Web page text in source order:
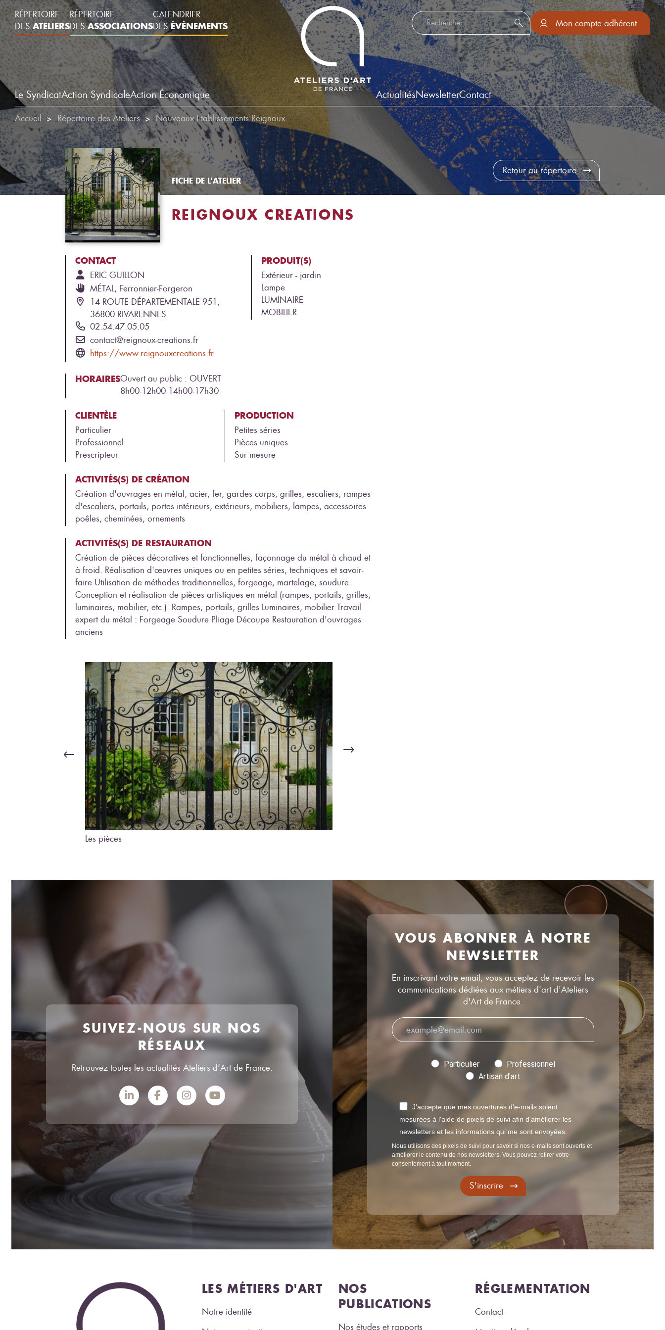
RÉPERTOIRE
DESATELIERS
RÉPERTOIRE
DESASSOCIATIONS
CALENDRIER
DESÉVÈNEMENTS
Le SyndicatAction SyndicaleAction Économique
Rechercher :
Mon compte adhérent
ActualitésNewsletterContact
Accueil Répertoire des Ateliers Nouveaux Etablissements Reignoux
FICHE DE L'ATELIER
REIGNOUX CREATIONS
CONTACT
ERIC GUILLON
MÉTAL, Ferronnier-Forgeron
14 ROUTE DÉPARTEMENTALE 951,
36800 RIVARENNES
02.54.47.05.05
contact@reignoux-creations.fr
https://www.reignouxcreations.fr
HORAIRESOuvert au public : OUVERT
8h00-12h00 14h00-17h30
PRODUIT(S)
Extérieur - jardin
Lampe
LUMINAIRE
MOBILIER
CLIENTÈLE
Particulier
Professionnel
Prescripteur
PRODUCTION
Petites séries
Pièces uniques
Sur mesure
ACTIVITÉS(S) DE CRÉATION
Création d'ouvrages en métal, acier, fer, gardes corps, grilles, escaliers, rampes
d'escaliers, portails, portes intérieurs, extérieurs, mobiliers, lampes, accessoires
poêles, cheminées, ornements
ACTIVITÉS(S) DE RESTAURATION
Création de pièces décoratives et fonctionnelles, façonnage du métal à chaud et
à froid. Réalisation d'œuvres uniques ou en petites séries, techniques et savoir-
faire Utilisation de méthodes traditionnelles, forgeage, martelage, soudure.
Conception et réalisation de pièces artistiques en métal (rampes, portails, grilles,
luminaires, mobilier, etc.). Rampes, portails, grilles Luminaires, mobilier Travail
expert du métal : Forgeage Soudure Pliage Découpe Restauration d'ouvrages
anciens
Les pièces
Retour au répertoire
SUIVEZ-NOUS SUR NOS
RÉSEAUX
Retrouvez toutes les actualités Ateliers d’Art de France.
VOUS ABONNER À NOTRE
NEWSLETTER
En inscrivant votre email, vous acceptez de recevoir les
communications dédiées aux métiers d'art d'Ateliers
d'Art de France.
Particulier
Professionnel
Artisan d'art
J'accepte que mes ouvertures d'e-mails soient
mesurées à l'aide de pixels de suivi afin d'améliorer les
newsletters et les informations qui me sont envoyées.
Nous utilisons des pixels de suivi pour savoir si nos e-mails sont ouverts et
améliorer le contenu de nos newsletters. Vous pouvez retirer votre
consentement à tout moment.
S'inscrire
LES MÉTIERS D'ART
Notre identité
NOS
PUBLICATIONS
Nos études et rapports
RÉGLEMENTATION
Contact